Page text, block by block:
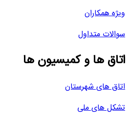
ویژه همکاران
سوالات متداول
اتاق ها و کمیسیون ها
اتاق های شهرستان
تشکل های ملی